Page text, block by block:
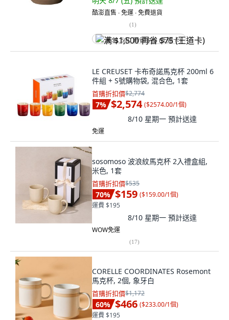
酷澎直售 ∙ 免運 ∙ 免費退貨
(1)
满 $1,500 再省 $75 (王道卡)
LE CREUSET 卡布奇諾馬克杯 200ml 6
件組 + S號購物袋, 混合色, 1套
首購折扣價$2,774
7% $2,574 ($2574.00/1個)
8/10 星期一 預計送達
免運
sosomoso 波浪紋馬克杯 2入禮盒組,
米色, 1套
首購折扣價$535
70% $159 ($159.00/1個)
運費 $195
8/10 星期一 預計送達
WOW免運
(17)
CORELLE COORDINATES Rosemont
馬克杯, 2個, 象牙白
首購折扣價$1,172
60% $466 ($233.00/1個)
運費 $195